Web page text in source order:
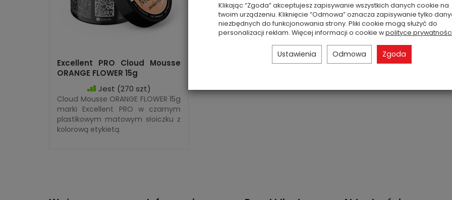
Excellent PRO Cloud Mousse
ORANGE FLOWER 15g
Jest (270 szt)
Cloud Mousse ORANGE FLOWER 15g
marki Excellent PRO w czarnym
plastikowym matowym słoiczku z
kolorową etykietą.
Klikając “Zgoda” akceptujesz zapisywanie wszystkich danych cookie na
twoim urządzeniu. Kliknięcie “Odmowa” oznacza zapisywanie tylko
niezbędnych do funkcjonowania strony. Pliki cookie mogą służyć do
personalizacji reklam. Więcej informacji o cookie wpolityce prywatności
Ustawienia Odmowa Zgoda